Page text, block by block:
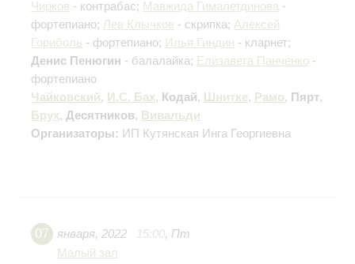
Чирков - контрабас; Мавжида Гималетдинова -
фортепиано; Лев Клычков - скрипка; Алексей
Гориболь - фортепиано; Илья Гиндин - кларнет;
Денис Пенюгин - балалайка; Елизавета Панченко -
фортепиано
Чайковский, И.С. Бах, Кодай, Шнитке, Рамо, Пярт,
Брух, Десятников, Вивальди
Организаторы: ИП Кутянская Инга Георгиевна
07 января, 2022 15:00, Пт
Малый зал